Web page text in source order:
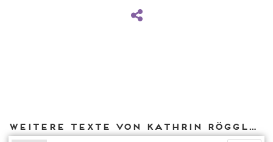
Weitere Texte von Kathrin Röggla bei DIAPHANES